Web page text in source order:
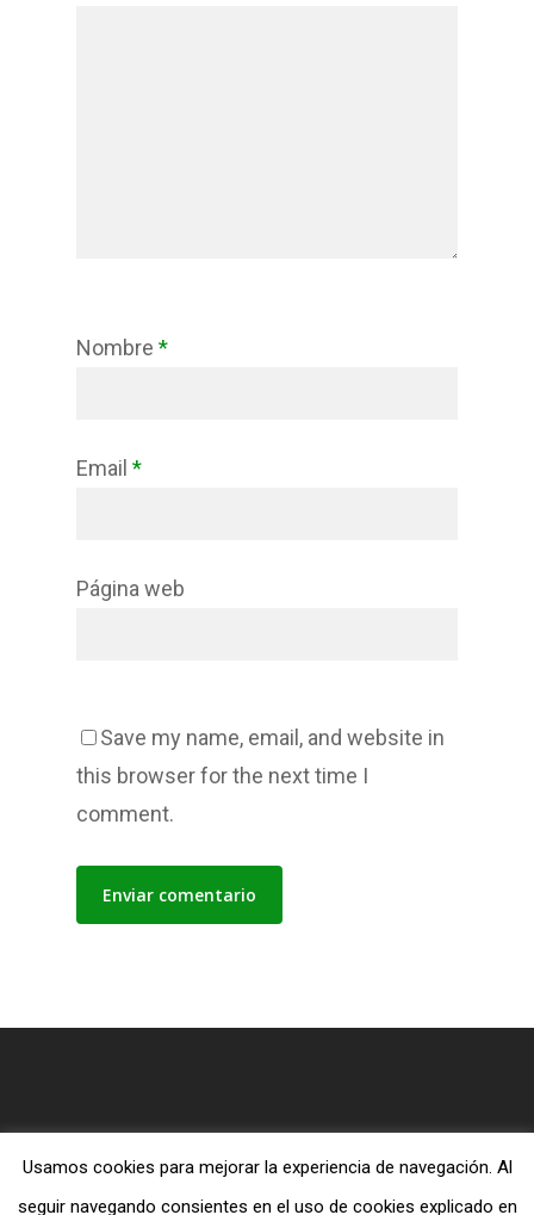
Nombre *
Email *
Página web
Save my name, email, and website in
this browser for the next time I
comment.
Usamos cookies para mejorar la experiencia de navegación. Al
seguir navegando consientes en el uso de cookies explicado en